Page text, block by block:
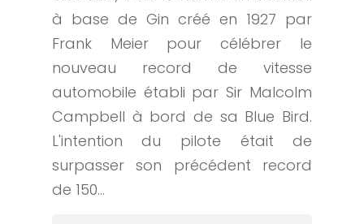
à base de Gin créé en 1927 par
Frank Meier pour célébrer le
nouveau record de vitesse
automobile établi par Sir Malcolm
Campbell à bord de sa Blue Bird.
L'intention du pilote était de
surpasser son précédent record
de 150...